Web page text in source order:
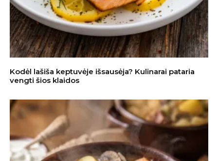
Kodėl lašiša keptuvėje išsausėja? Kulinarai pataria
vengti šios klaidos